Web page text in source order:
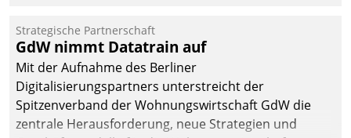
kommunale Wohnungsbauunternehmen daher
gemeinsam mit der Berliner Datatrain GmbH den
Teilprozess der Objektsanierung digitalisiert.
Strategische Partnerschaft
GdW nimmt Datatrain auf
Mit der Aufnahme des Berliner
Digitalisierungspartners unterstreicht der
Spitzenverband der Wohnungswirtschaft GdW die
zentrale Herausforderung, neue Strategien und